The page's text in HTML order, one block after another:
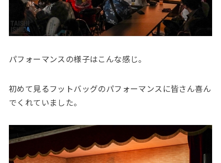
パフォーマンスの様子はこんな感じ。
初めて見るフットバッグのパフォーマンスに皆さん喜ん
でくれていました。